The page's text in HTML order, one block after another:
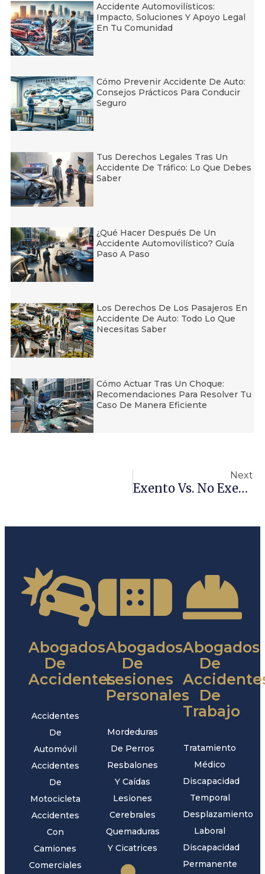
Accidente Automovilísticos:
Impacto, Soluciones Y Apoyo Legal
En Tu Comunidad
Cómo Prevenir Accidente De Auto:
Consejos Prácticos Para Conducir
Seguro
Tus Derechos Legales Tras Un
Accidente De Tráfico: Lo Que Debes
Saber
¿Qué Hacer Después De Un
Accidente Automovilístico? Guía
Paso A Paso
Los Derechos De Los Pasajeros En
Accidente De Auto: Todo Lo Que
Necesitas Saber
Cómo Actuar Tras Un Choque:
Recomendaciones Para Resolver Tu
Caso De Manera Eficiente
Next
Exento Vs. No Exento
Abogados
De
Accidentes
Accidentes
De
Automóvil
Accidentes
De
Motocicleta
Accidentes
Con
Camiones
Comerciales
Abogados
De
Lesiones
Personales
Mordeduras
De Perros
Resbalones
Y Caídas
Lesiones
Cerebrales
Quemaduras
Y Cicatrices
Abogados
De
De
Trabajo
Tratamiento
Médico
Discapacidad
Temporal
Desplazamiento
Laboral
Discapacidad
Permanente